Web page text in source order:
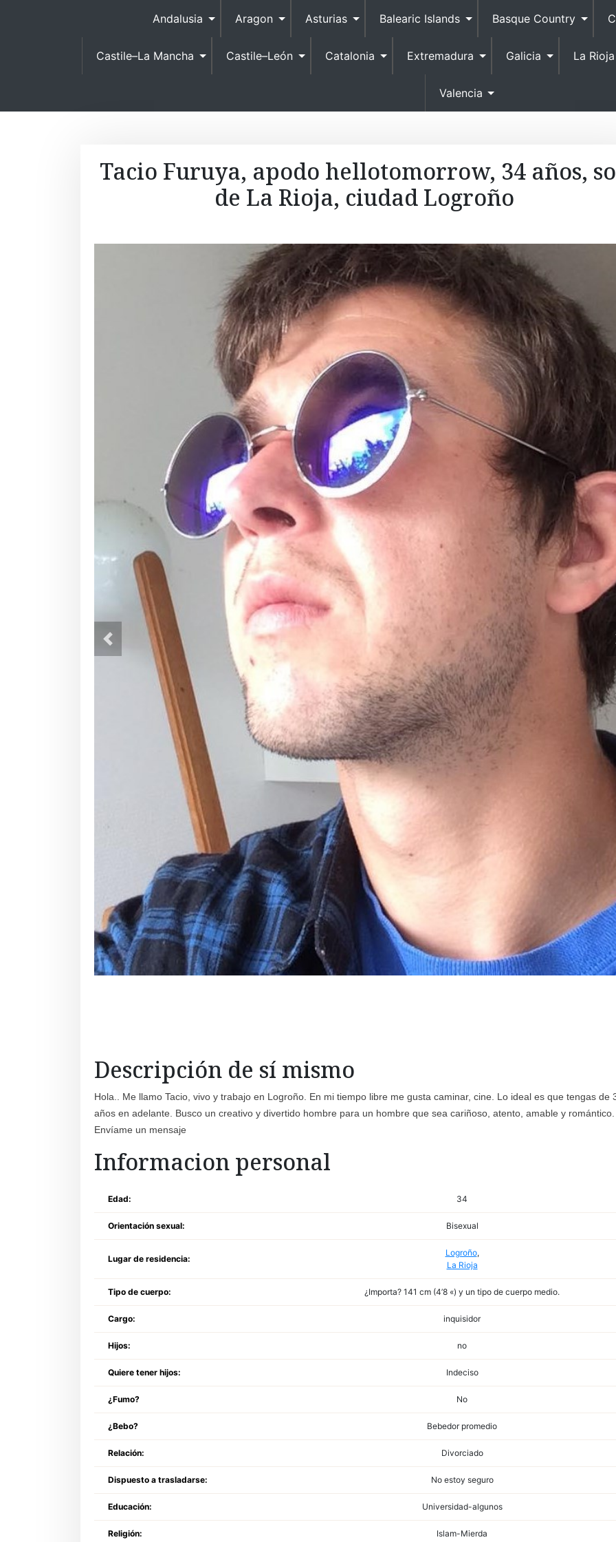
p
o
e
t
Andalusia Aragon Asturias Balearic Islands Basque Country
Castile–La Mancha Castile–León Catalonia Extremadura Galicia La Rioja
Valencia
Tacio Furuya, apodo hellotomorrow, 34 años,
de La Rioja, ciudad Logroño
Descripción de sí mismo
Hola.. Me llamo Tacio, vivo y trabajo en Logroño. En mi tiempo libre me gusta caminar, cine. Lo ideal es que tengas de
años en adelante. Busco un creativo y divertido hombre para un hombre que sea cariñoso, atento, amable y romántico.
Envíame un mensaje
Informacion personal
Edad: 34
Orientación sexual: Bisexual
Lugar de residencia:
Logroño,
La Rioja
Tipo de cuerpo: ¿Importa? 141 cm (4’8 «) y un tipo de cuerpo medio.
Cargo: inquisidor
Hijos: no
Quiere tener hijos: Indeciso
¿Fumo? No
¿Bebo? Bebedor promedio
Relación: Divorciado
Dispuesto a trasladarse: No estoy seguro
Educación: Universidad-algunos
Religión: Islam-Mierda